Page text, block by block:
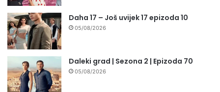
Daha 17 – Još uvijek 17 epizoda 10
05/08/2026
Daleki grad | Sezona 2 | Epizoda 70
05/08/2026